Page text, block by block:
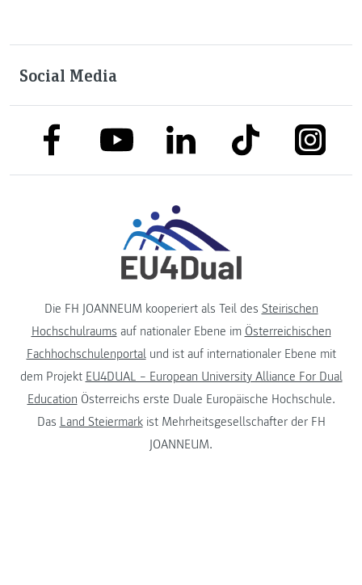
Social Media
link to facebooklink to youtubelink to linkedinlink to tiktok
Die FH JOANNEUM kooperiert als Teil des Steirischen
Hochschulraums auf nationaler Ebene im Österreichischen
Fachhochschulenportalund ist auf internationaler Ebene mit
dem Projekt EU4DUAL – European University Alliance For Dual
Education Österreichs erste Duale Europäische Hochschule.
Das Land Steiermarkist Mehrheitsgesellschafter der FH
JOANNEUM.